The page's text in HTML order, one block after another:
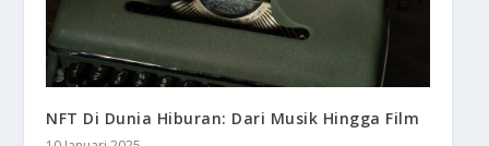
NFT Di Dunia Hiburan: Dari Musik Hingga Film